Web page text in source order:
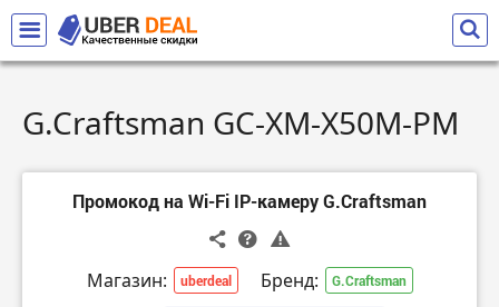
G.Craftsman GC-XM-X50M-PM
Промокод на Wi-Fi IP-камеру G.Craftsman
Магазин: uberdeal Бренд: G.Craftsman